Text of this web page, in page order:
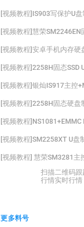
[视频教程]IS903写保护U
[视频教程]慧荣SM2246EN
[视频教程]安卓手机内存硬
[视频教程]2258H固态SSD
[视频教程]银灿IS917主控
[视频教程]2258H固态硬盘
[视频教程]NS1081+EMMC
[视频教程]SM2258XT U盘
[视频教程] 慧荣SM3281主
扫描二维码
行情实时行情
更多料号